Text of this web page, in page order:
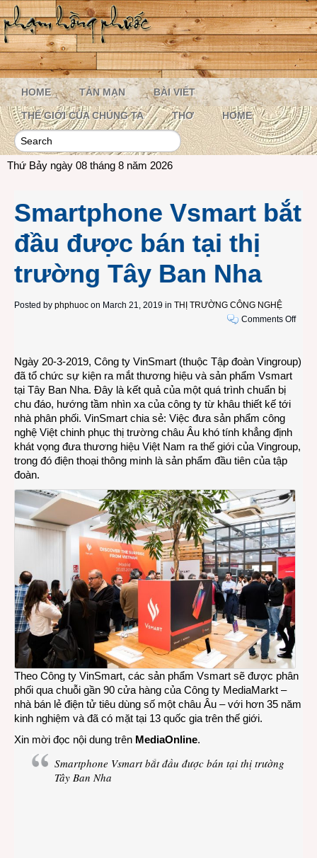
HOME TẢN MẠN BÀI VIẾT
THẾ GIỚI CỦA CHÚNG TA THƠ HOME
Thứ Bảy ngày 08 tháng 8 năm 2026
Smartphone Vsmart bắt
đầu được bán tại thị
trường Tây Ban Nha
Posted by phphuoc on March 21, 2019 in THỊ TRƯỜNG CÔNG NGHỆ
Comments Offon
bắt
Ngày 20-3-2019, Công ty VinSmart (thuộc Tập đoàn Vingroup)
đã tổ chức sự kiện ra mắt thương hiệu và sản phẩm Vsmart
tại Tây Ban Nha. Đây là kết quả của một quá trình chuẩn bị
chu đáo, hướng tầm nhìn xa của công ty từ khâu thiết kế tới
nhà phân phối. VinSmart chia sẻ: Việc đưa sản phẩm công
nghệ Việt chinh phục thị trường châu Âu khó tính khẳng định
khát vọng đưa thương hiệu Việt Nam ra thế giới của Vingroup,
trong đó điện thoại thông minh là sản phẩm đầu tiên của tập
đoàn.
Theo Công ty VinSmart, các sản phẩm Vsmart sẽ được phân
phối qua chuỗi gần 90 cửa hàng của Công ty MediaMarkt –
nhà bán lẻ điện tử tiêu dùng số một châu Âu – với hơn 35 năm
kinh nghiệm và đã có mặt tại 13 quốc gia trên thế giới.
Xin mời đọc nội dung trên MediaOnline.
Smartphone Vsmart bắt đầu được bán tại thị trường
Tây Ban Nha